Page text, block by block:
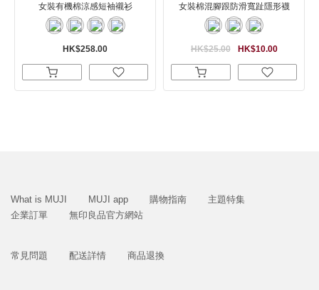
女裝有機棉涼感短袖襯衫
HK$258.00
女裝棉混腳跟防滑寬趾隱形襪
HK$10.00
HK$25.00
What is MUJI MUJI app 購物指南
主題特集
企業訂單
無印良品官方網站
常見問題 配送詳情 商品退換